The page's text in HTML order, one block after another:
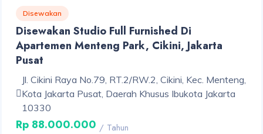
Disewakan
Disewakan Studio Full Furnished Di
Apartemen Menteng Park, Cikini, Jakarta
Pusat
Jl. Cikini Raya No.79, RT.2/RW.2, Cikini, Kec. Menteng,
Kota Jakarta Pusat, Daerah Khusus Ibukota Jakarta
10330
Rp 88.000.000 / Tahun